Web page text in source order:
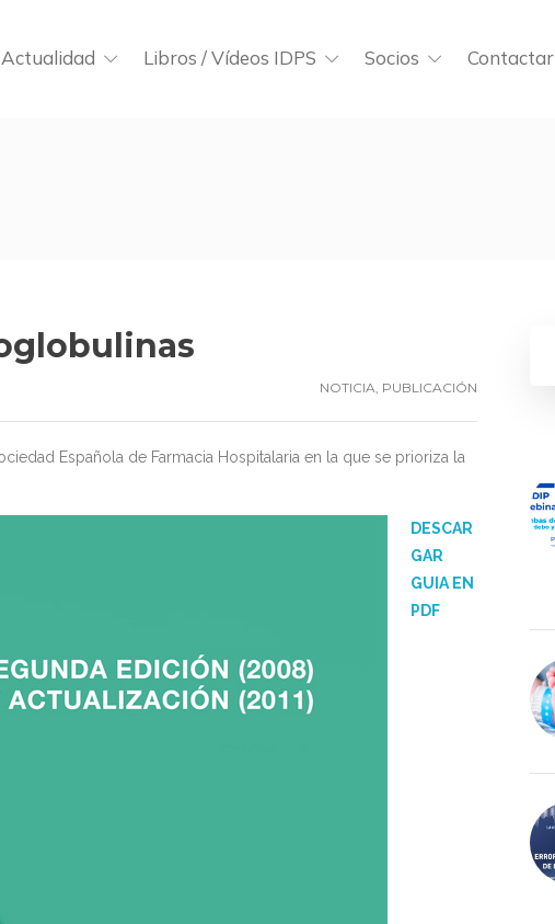
Actualidad Libros / Vídeos IDPS Socios Contactar
NOTICIA, PUBLICACIÓN
Española de Farmacia Hospitalaria en la que se prioriza la
DESCAR
GAR
GUIA EN
PDF